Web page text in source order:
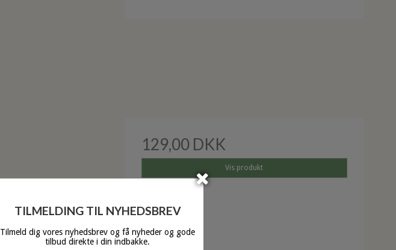
129,00 DKK
Vis produkt
TILMELDING TIL NYHEDSBREV
Tilmeld dig vores nyhedsbrev og få nyheder og gode
tilbud direkte i din indbakke.